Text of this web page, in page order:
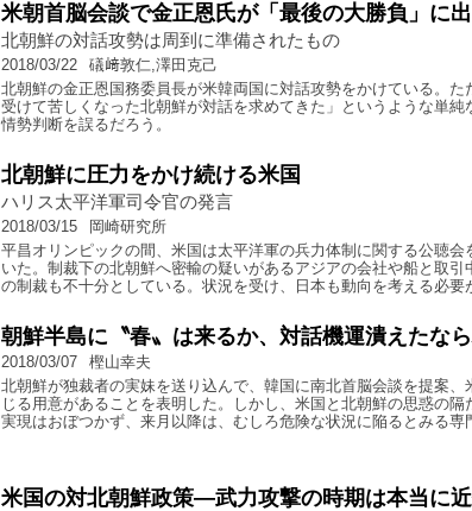
米朝首脳会談で金正恩氏が「最後の大勝負」に
北朝鮮の対話攻勢は周到に準備されたもの
2018/03/22
礒﨑敦仁,澤田克己
北朝鮮の金正恩国務委員長が米韓両国に対話攻勢をかけている。た
受けて苦しくなった北朝鮮が対話を求めてきた」というような単純
情勢判断を誤るだろう。
北朝鮮に圧力をかけ続ける米国
ハリス太平洋軍司令官の発言
2018/03/15
岡崎研究所
平昌オリンピックの間、米国は太平洋軍の兵力体制に関する公聴会
いた。制裁下の北朝鮮へ密輸の疑いがあるアジアの会社や船と取引
の制裁も不十分としている。状況を受け、日本も動向を考える必要
朝鮮半島に〝春〟は来るか、対話機運潰えたな
2018/03/07
樫山幸夫
北朝鮮が独裁者の実妹を送り込んで、韓国に南北首脳会談を提案、
じる用意があることを表明した。しかし、米国と北朝鮮の思惑の隔
実現はおぼつかず、来月以降は、むしろ危険な状況に陥るとみる専
米国の対北朝鮮政策―武力攻撃の時期は本当に